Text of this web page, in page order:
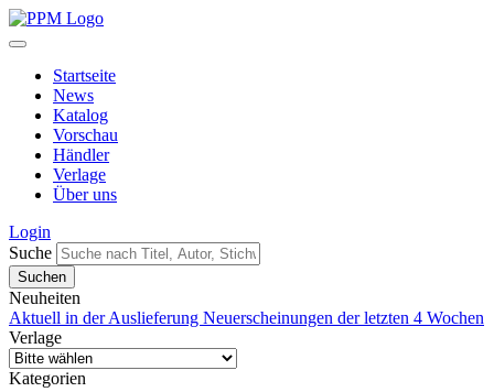
Startseite
News
Katalog
Vorschau
Händler
Verlage
Über uns
Login
Suche
Neuheiten
Aktuell in der Auslieferung Neuerscheinungen der letzten 4 Wochen
Verlage
Kategorien